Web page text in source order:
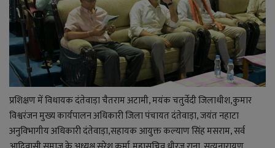
जोक्स
सोशल मीडिया
Gallery
प्रशिक्षण में विधायक दंतेवाड़ा चैतराम अटामी, मयंक चतुर्वेदी जिलाधीश,कुमार
विश्वरंजन मुख्य कार्यपालन अधिकारी जिला पंचायत दंतेवाड़ा, जयंत नहाटा
अनुविभागीय अधिकारी दंतेवाड़ा,सहायक आयुक्त कल्याण सिंह मसराम, सर्व